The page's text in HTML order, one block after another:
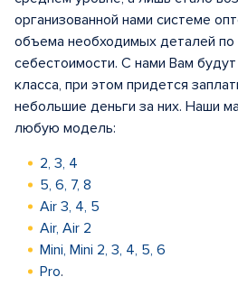
организованной нами системе
объема необходимых деталей по
себестоимости. С нами Вам
класса, при этом придется
небольшие деньги за них. Наши
любую модель:
2, 3, 4
5, 6, 7, 8
Air 3, 4, 5
Air, Air 2
Mini, Mini 2, 3, 4, 5, 6
Pro.